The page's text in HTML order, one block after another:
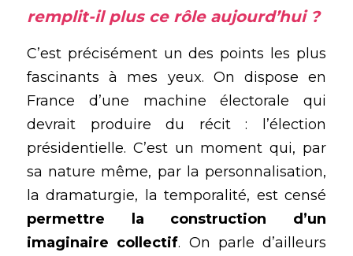
remplit-il plus ce rôle aujourd’hui ?
C’est précisément un des points les plus
fascinants à mes yeux. On dispose en
France d’une machine électorale qui
devrait produire du récit : l’élection
présidentielle. C’est un moment qui, par
sa nature même, par la personnalisation,
permettre la construction d’un
imaginaire collectif. On parle d’ailleurs